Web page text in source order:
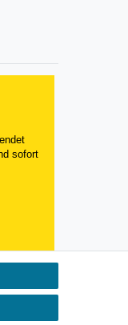
sofort